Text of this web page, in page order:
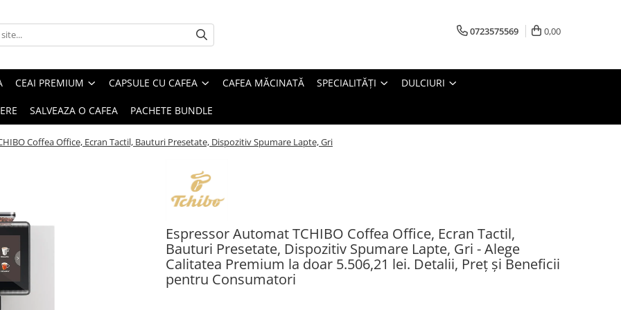
0723575569 0,00
CEAI PREMIUM CAPSULE CU CAFEA CAFEA MĂCINATĂ SPECIALITĂȚI DULCIURI
SALVEAZA O CAFEA PACHETE BUNDLE
Coffea Office, Ecran Tactil, Bauturi Presetate, Dispozitiv Spumare Lapte, Gri
Espressor Automat TCHIBO Coffea Office, Ecran Tactil,
Bauturi Presetate, Dispozitiv Spumare Lapte, Gri - Alege
Calitatea Premium la doar 5.506,21 lei. Detalii, Preț și Beneficii
pentru Consumatori